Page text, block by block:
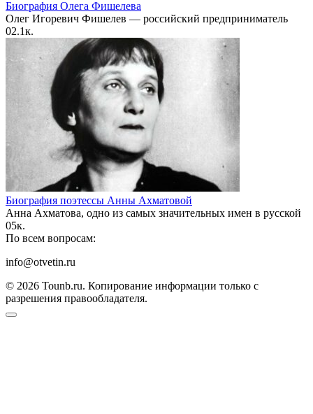
Биография Олега Фишелева
Олег Игоревич Фишелев — российский предприниматель
02.1к.
Биография поэтессы Анны Ахматовой
Анна Ахматова, одно из самых значительных имен в русской
05к.
По всем вопросам:
info@otvetin.ru
© 2026 Tounb.ru. Копирование информации только с
разрешения правообладателя.